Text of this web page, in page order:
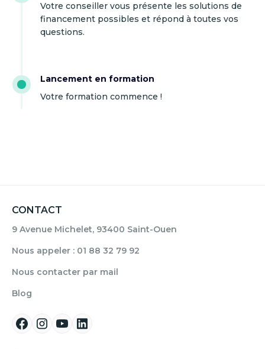
Votre conseiller vous présente les solutions de
financement possibles et répond à toutes vos
questions.
Lancement en formation
Votre formation commence !
CONTACT
9 Avenue Michelet, 93400 Saint-Ouen
Nous appeler : 01 88 32 79 92
Nous contacter par mail
Blog